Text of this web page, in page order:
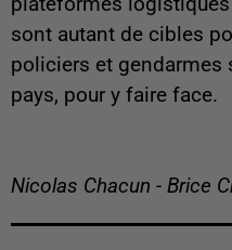
sont autant de cibles
policiers et gendarmes
pays, pour y faire face.
Nicolas Chacun - Brice